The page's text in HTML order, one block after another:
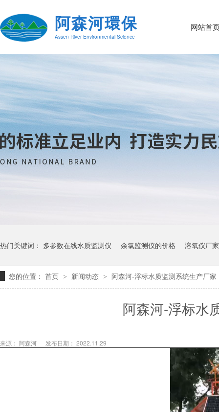
阿森河環保
Assen River Environmental Science
网站首
热门关键词： 多参数在线水质监测仪 余氯监测仪的价格 溶氧仪厂家
您的位置： 首页 > 新闻动态 > 阿森河-浮标水质监测系统生产厂家
阿森河-浮标水
来源： 阿森河 发布日期： 2022.11.29